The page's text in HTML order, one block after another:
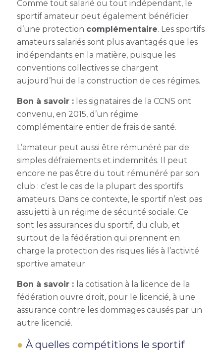
Comme tout salarié ou tout indépendant, le
sportif amateur peut également bénéficier
d’une protection complémentaire. Les sportifs
amateurs salariés sont plus avantagés que les
indépendants en la matière, puisque les
conventions collectives se chargent
aujourd’hui de la construction de ces régimes.
Bon à savoir :les signataires de la CCNS ont
convenu, en 2015, d’un régime
complémentaire entier de frais de santé.
L’amateur peut aussi être rémunéré par de
simples défraiements et indemnités. Il peut
encore ne pas être du tout rémunéré par son
club : c’est le cas de la plupart des sportifs
amateurs. Dans ce contexte, le sportif n’est pas
assujetti à un régime de sécurité sociale. Ce
sont les assurances du sportif, du club, et
surtout de la fédération qui prennent en
charge la protection des risques liés à l’activité
sportive amateur.
Bon à savoir : la cotisation à la licence de la
fédération ouvre droit, pour le licencié, à une
assurance contre les dommages causés par un
autre licencié.
À quelles compétitions le sportif